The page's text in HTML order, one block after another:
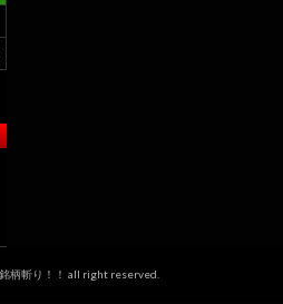
柄斬り！！ all right reserved.